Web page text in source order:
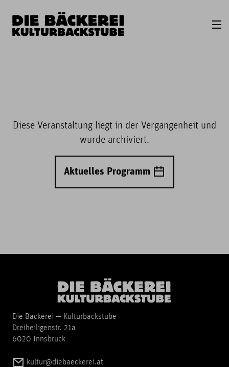
Diese Veranstaltung liegt in der Vergangenheit und
wurde archiviert.
Aktuelles Programm
Die Bäckerei — Kulturbackstube
Dreiheiligenstr. 21a
6020 Innsbruck
kultur@diebaeckerei.at